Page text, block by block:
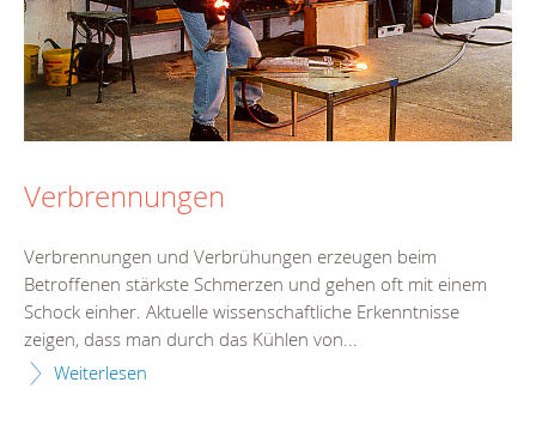
Verbrennungen
Verbrennungen und Verbrühungen erzeugen beim
Betroffenen stärkste Schmerzen und gehen oft mit einem
Schock einher. Aktuelle wissenschaftliche Erkenntnisse
zeigen, dass man durch das Kühlen von...
Weiterlesen